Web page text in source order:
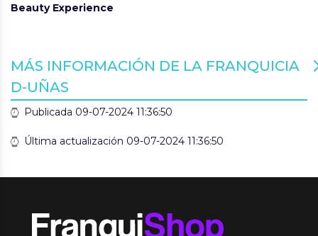
Beauty Experience
MÁS INFORMACIÓN DE LA FRANQUICIA
D-UÑAS
Publicada 09-07-2024 11:36:50
Última actualización 09-07-2024 11:36:50